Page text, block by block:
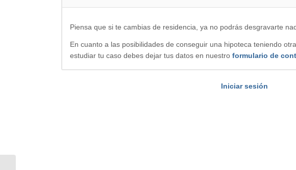
Piensa que si te cambias de residencia, ya no podrás desgravarte
En cuanto a las posibilidades de conseguir una hipoteca teniendo
estudiar tu caso debes dejar tus datos en nuestro formulario de
Iniciar sesión